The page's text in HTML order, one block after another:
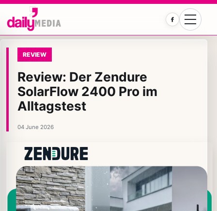
Facebook
REVIEW
Review: Der Zendure
SolarFlow 2400 Pro im
Alltagstest
04 June 2026